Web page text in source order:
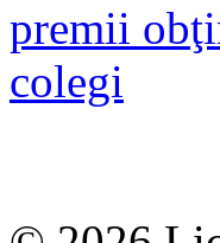
premii
colegi